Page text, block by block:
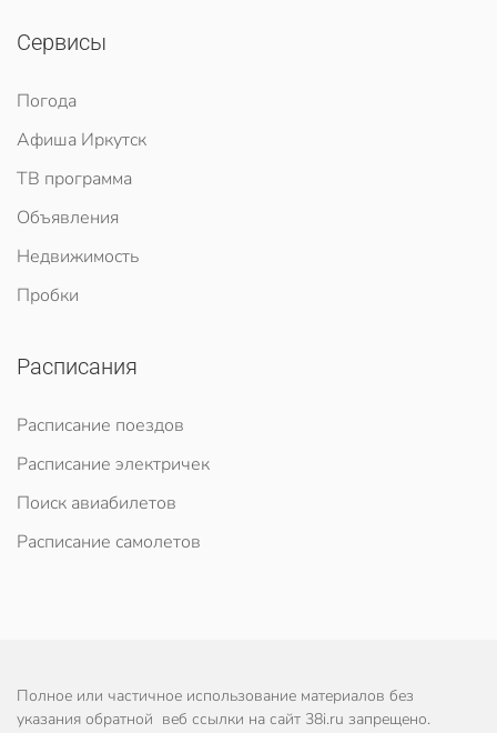
Сервисы
Погода
Афиша Иркутск
ТВ программа
Объявления
Недвижимость
Пробки
Расписания
Расписание поездов
Расписание электричек
Поиск авиабилетов
Расписание самолетов
Полное или частичное использование материалов без
указания обратной веб ссылки на сайт 38i.ru запрещено.